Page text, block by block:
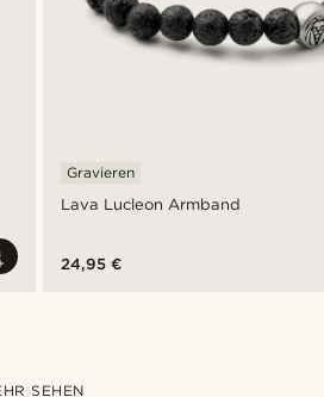
Lava Lucleon Armband
Gravieren
24,95 €
SEHEN